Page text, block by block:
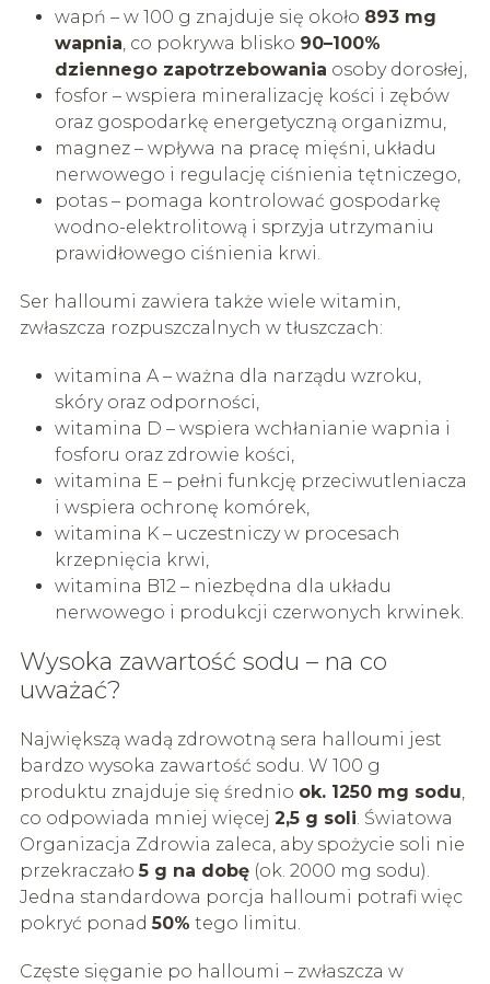
wapń – w 100 g znajduje się około 893 mg
wapnia, co pokrywa blisko 90–100%
dziennego zapotrzebowania osoby dorosłej,
fosfor – wspiera mineralizację kości i zębów
oraz gospodarkę energetyczną organizmu,
magnez – wpływa na pracę mięśni, układu
nerwowego i regulację ciśnienia tętniczego,
potas – pomaga kontrolować gospodarkę
wodno-elektrolitową i sprzyja utrzymaniu
prawidłowego ciśnienia krwi.
Ser halloumi zawiera także wiele witamin,
zwłaszcza rozpuszczalnych w tłuszczach:
witamina A – ważna dla narządu wzroku,
skóry oraz odporności,
witamina D – wspiera wchłanianie wapnia i
fosforu oraz zdrowie kości,
witamina E – pełni funkcję przeciwutleniacza
i wspiera ochronę komórek,
witamina K – uczestniczy w procesach
krzepnięcia krwi,
witamina B12 – niezbędna dla układu
nerwowego i produkcji czerwonych krwinek.
Wysoka zawartość sodu – na co
uważać?
Największą wadą zdrowotną sera halloumi jest
bardzo wysoka zawartość sodu. W 100 g
produktu znajduje się średnio ok. 1250 mg sodu,
co odpowiada mniej więcej 2,5 g soli. Światowa
Organizacja Zdrowia zaleca, aby spożycie soli nie
przekraczało5 g na dobę(ok. 2000 mg sodu).
Jedna standardowa porcja halloumi potrafi więc
pokryć ponad50% tego limitu.
Częste sięganie po halloumi – zwłaszcza w